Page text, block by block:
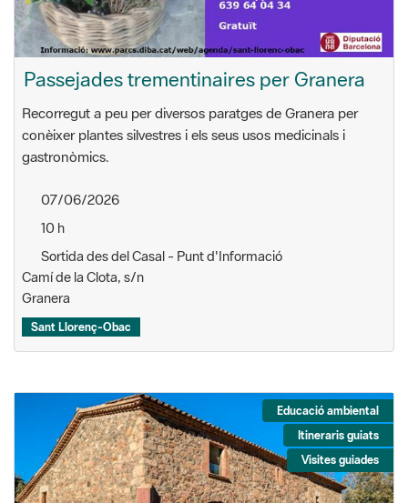
Passejades trementinaires per Granera
Recorregut a peu per diversos paratges de Granera per
conèixer plantes silvestres i els seus usos medicinals i
gastronòmics.
07/06/2026
10 h
Sortida des del Casal - Punt d'Informació
Camí de la Clota, s/n
Granera
Sant Llorenç-Obac
Educació ambiental
Itineraris guiats
Visites guiades